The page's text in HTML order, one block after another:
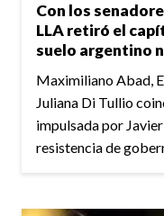
Con los
LLA retiró el
suelo argentino
Maximiliano Abad,
Juliana Di Tullio
impulsada por
resistencia de